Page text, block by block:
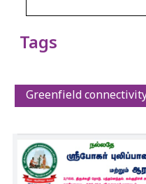
Tags
Greenfield